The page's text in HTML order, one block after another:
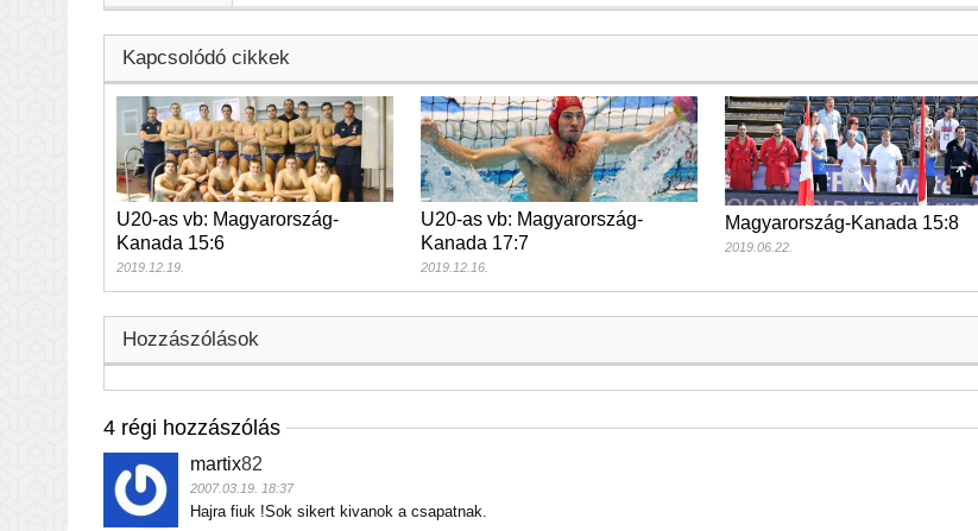
Kapcsolódó cikkek
U20-as vb: Magyarország-
Kanada 15:6
2019.12.19.
U20-as vb: Magyarország-
Kanada 17:7
2019.12.16.
Magyarország-Kanada 15:8
2019.06.22.
Hozzászólások
4 régi hozzászólás
martix82
2007.03.19. 18:37
Hajra fiuk !Sok sikert kivanok a csapatnak.